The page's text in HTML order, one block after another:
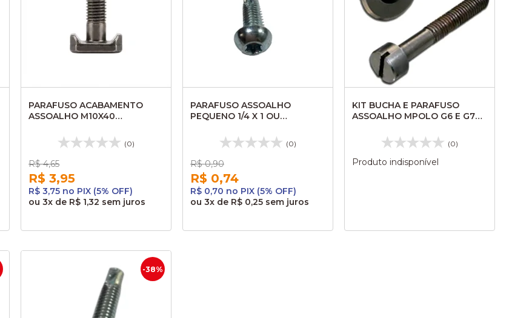
PARAFUSO ACABAMENTO
ASSOALHO M10X40
(0)
R$ 4,65
R$ 3,95
R$ 3,75 no PIX (5% OFF)
ou 3x de R$ 1,32 sem juros
PARAFUSO ASSOALHO
PEQUENO 1/4 X 1 OU
(0)
R$ 0,90
R$ 0,74
R$ 0,70 no PIX (5% OFF)
ou 3x de R$ 0,25 sem juros
KIT BUCHA E PARAFUSO
ASSOALHO MPOLO G6 E G7
(0)
Produto indisponível
-38%